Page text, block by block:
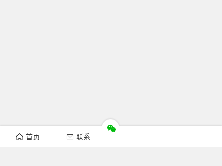
首页 联系